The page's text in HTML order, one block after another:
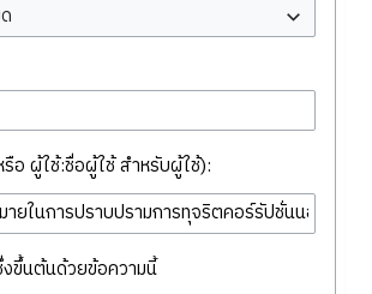
รือ ผู้ใช้:ชื่อผู้ใช้ สำหรับผู้ใช้):
ขึ้นต้นด้วยข้อความนี้